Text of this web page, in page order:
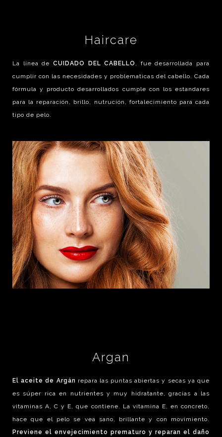
Haircare
La línea de CUIDADO DEL CABELLO
, fue desarrollada para
cumplir con las necesidades y problematicas del cabello. Cada
fórmula y producto desarrollados cumple con los estandares
para la reparación, brillo, nutrución, fortalecimiento para cada
tipo de pelo.
Argan
El aceite de Argán repara las puntas abiertas y secas ya que
es súper rica en nutrientes y muy hidratante, gracias a las
vitaminas A, C y E, que contiene. La vitamina E, en concreto,
hace que el pelo se vea sano, brillante y con movimiento.
Previene el envejecimiento prematuro y reparan el daño